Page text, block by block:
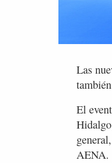
Las
El
AENA.